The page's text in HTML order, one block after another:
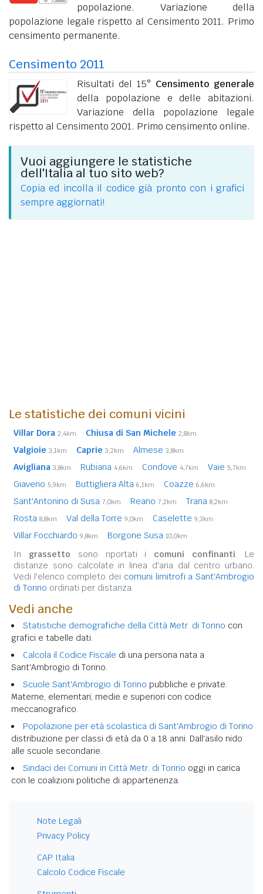
popolazione. Variazione della
popolazione legale rispetto al Censimento 2011. Primo
censimento permanente.
Censimento 2011
Risultati del 15° Censimento generale
della popolazione e delle abitazioni.
Variazione della popolazione legale
rispetto al Censimento 2001. Primo censimento online.
Vuoi aggiungere le statistiche
dell'Italia al tuo sito web?
Copia ed incolla il codice già pronto con i grafici
sempre aggiornati!
Le statistiche dei comuni vicini
Villar Dora 2,4km Chiusa di San Michele 2,8km
Valgioie 3,1km Caprie 3,2km Almese 3,8km
Avigliana 3,8km Rubiana 4,6km Condove 4,7km Vaie 5,7km
Giaveno 5,9km Buttigliera Alta 6,1km Coazze 6,6km
Sant'Antonino di Susa 7,0km Reano 7,2km Trana 8,2km
Rosta 8,8km Val della Torre 9,0km Caselette 9,3km
Villar Focchiardo 9,8km Borgone Susa 10,0km
In grassetto sono riportati i comuni confinanti. Le
distanze sono calcolate in linea d'aria dal centro urbano.
Vedi l'elenco completo dei comuni limitrofi a Sant'Ambrogio
di Torino ordinati per distanza.
Vedi anche
Statistiche demografiche della Città Metr. di Torino con
grafici e tabelle dati.
Calcola il Codice Fiscale di una persona nata a
Sant'Ambrogio di Torino.
Scuole Sant'Ambrogio di Torino pubbliche e private.
Materne, elementari, medie e superiori con codice
meccanografico.
Popolazione per età scolastica di Sant'Ambrogio di Torino
distribuzione per classi di età da 0 a 18 anni. Dall'asilo nido
alle scuole secondarie.
Sindaci dei Comuni in Città Metr. di Torino oggi in carica
con le coalizioni politiche di appartenenza.
Note Legali
Privacy Policy
CAP Italia
Calcolo Codice Fiscale